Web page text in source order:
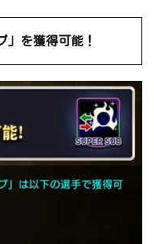
」を獲得可能！